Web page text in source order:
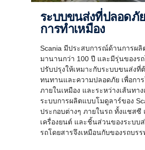
ระบบขนส่งที่ปลอดภัยสำหรับ
การทำเหมือง
Scania มีประสบการณ์ด้านการผลิ
มานานกว่า 100 ปี และมีรุ่นของร
ปรับปรุงให้เหมาะกับระบบขนส่งที่
ทนทานและความปลอดภัย เพื่อกา
ภายในเหมือง และระหว่างเส้นทาง
ระบบการผลิตแบบโมดูลาร์ของ
ประกอบต่างๆ ภายในรถ ทั้งแชสซี
เครื่องยนต์ และชิ้นส่วนของระบบ
รถโดยสารจึงเหมือนกับของรถบรร